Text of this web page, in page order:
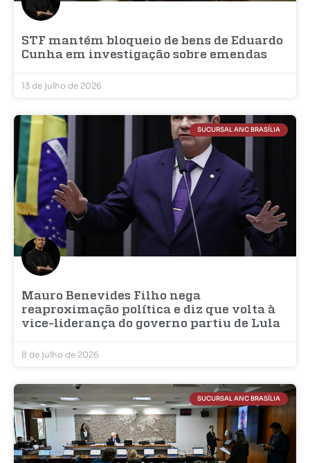
STF mantém bloqueio de bens de Eduardo
Cunha em investigação sobre emendas
13 de julho de 2026
SUCURSAL ANC BRASÍLIA
Mauro Benevides Filho nega
reaproximação política e diz que volta à
vice-liderança do governo partiu de Lula
8 de julho de 2026
SUCURSAL ANC BRASÍLIA